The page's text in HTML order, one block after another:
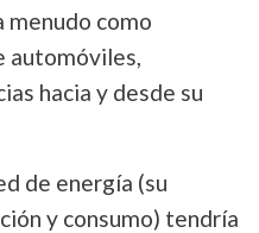
menudo como
automóviles,
hacia y desde su
de energía (su
y consumo) tendría